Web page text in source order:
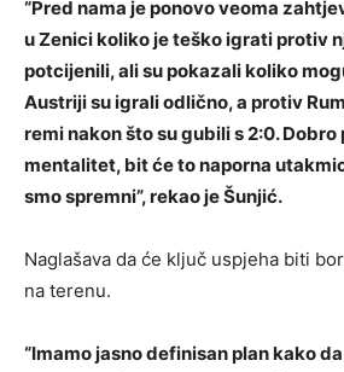
“Pred nama je ponovo veoma
u Zenici koliko je teško igrati protiv
potcijenili, ali su pokazali koliko
Austriji su igrali odlično, a protiv
remi nakon što su gubili s 2:0.
mentalitet, bit će to naporna
smo spremni”, rekao je Šunjić.
Naglašava da će ključ uspjeha biti
na terenu.
“Imamo jasno definisan plan kako